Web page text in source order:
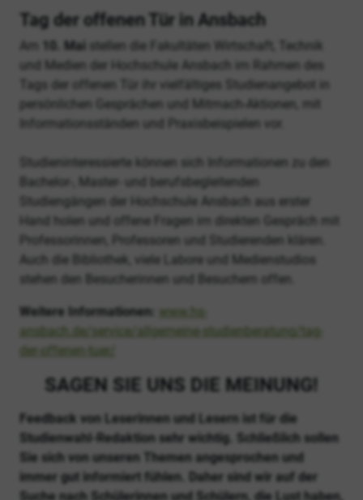
Tag der offenen Tür in Ansbach
Am 10. Mai stellen die Fakultäten Wirtschaft, Technik
und Medien der Hochschule Ansbach im Rahmen des
Tags der offenen Tür ihr vielfältiges Studienangebot in
persönlichen Gesprächen und Mitmach-Aktionen, mit
Informationsständen und Praxisbeispielen vor.
Studieninteressierte können sich Informationen zu den
Bachelor-, Master- und berufsbegleitenden
Studiengängen der Hochschule Ansbach aus erster
Hand holen und offene Fragen im direkten Gespräch mit
Professorinnen, Professoren und Studierenden klären.
Auch die Bibliothek, viele Labore und Medienstudios
stehen den Besucherinnen und Besuchern offen.
Weitere Informationen: www.hs-
ansbach.de/service/allgemeine-studienberatung/tag-
der-offenen-tuer/
SAGEN SIE UNS DIE MEINUNG!
Feedback von Leserinnen und Lesern ist für die
Studienwahl-Redaktion sehr wichtig. Schließlich sollen
Sie sich von unseren Themen angesprochen und
immer gut informiert fühlen. Daher sind wir auf der
Suche nach Schülerinnen und Schülern, die Lust haben,